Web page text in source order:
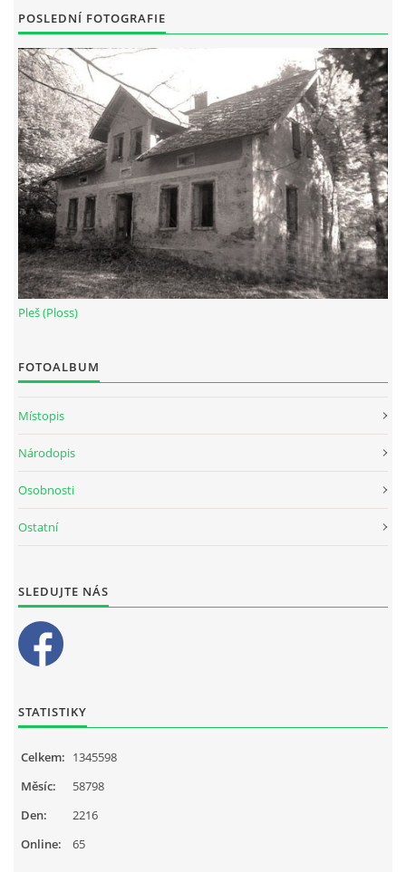
POSLEDNÍ FOTOGRAFIE
Pleš (Ploss)
FOTOALBUM
Místopis
Národopis
Osobnosti
Ostatní
SLEDUJTE NÁS
STATISTIKY
Online: 65
Celkem: 1345598
Měsíc:
58798
Den:
2216